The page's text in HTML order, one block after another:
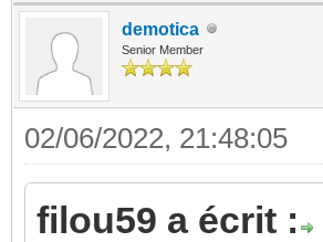
demotica
Senior Member
02/06/2022, 21:48:05
filou59 a écrit :